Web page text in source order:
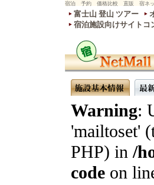
宿泊 予約 価格比較 直販 宿ネッ
富士山 登山 ツアー
宿泊施設向けサイトコ
Warning:
'mailtoset'
PHP) in/
code on